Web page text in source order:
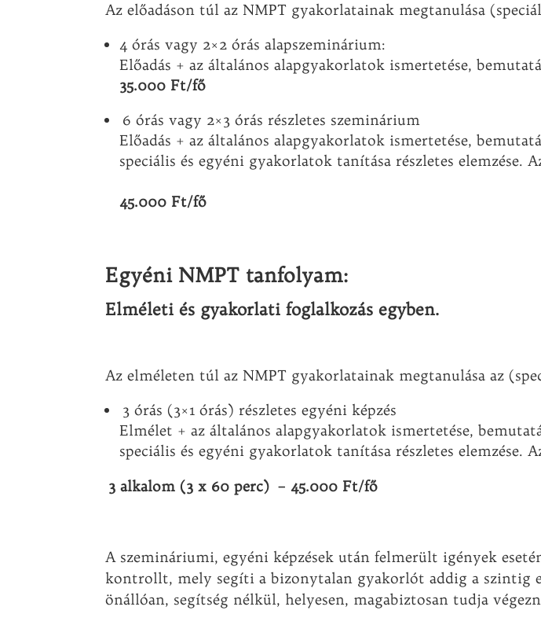
Az előadáson túl az NMPT gyakorlatainak megtanulása
4 órás vagy 2×2 órás alapszeminárium:
Előadás + az általános alapgyakorlatok ismertetése,
35.000 Ft/fő
6 órás vagy 2×3 órás részletes szeminárium
Előadás + az általános alapgyakorlatok ismertetése,
speciális és egyéni gyakorlatok tanítása részletes elemzése.
45.000 Ft/fő
Egyéni NMPT tanfolyam:
Elméleti és gyakorlati foglalkozás egyben.
Az elméleten túl az NMPT gyakorlatainak megtanulása az
3 órás (3×1 órás) részletes egyéni képzés
Elmélet + az általános alapgyakorlatok ismertetése,
speciális és egyéni gyakorlatok tanítása részletes elemzése.
3 alkalom (3 x 60 perc) – 45.000 Ft/fő
A szemináriumi, egyéni képzések után felmerült igények
kontrollt, mely segíti a bizonytalan gyakorlót addig a
önállóan, segítség nélkül, helyesen, magabiztosan tudja